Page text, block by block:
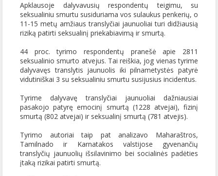
Apklausoje dalyvavusių respondentų teigimu, su
seksualiniu smurtu susiduriama vos sulaukus penkerių, o
11-15 metų amžiaus translyčiai jaunuoliai turi didžiausią
riziką patirti seksualinį priekabiavimą ir smurtą.
44 proc. tyrimo respondentų pranešė apie 2811
seksualinio smurto atvejus. Tai reiškia, jog vienas tyrime
dalyvavęs translytis jaunuolis iki pilnametystės patyrė
vidutiniškai 3 su seksualiniu smurtu susijusius incidentus.
Tyrime dalyvavę translyčiai jaunuoliai dažniausiai
pasakojo patyrę emocinį smurtą (1228 atvejai), fizinį
smurtą (802 atvejai) ir seksualinį smurtą (781 atvejis).
Tyrimo autoriai taip pat analizavo Maharaštros,
Tamilnado ir Karnatakos valstijose gyvenančių
translyčių jaunuolių išsilavinimo bei socialinės padėties
įtaką rizikai patirti smurtą.